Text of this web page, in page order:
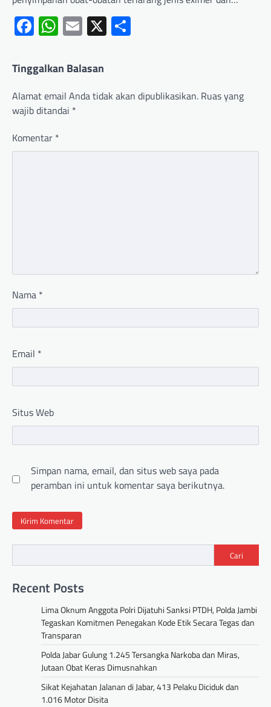
Facebook
WhatsApp
Email
X
Tinggalkan Balasan
Alamat email Anda tidak akan dipublikasikan. Ruas yang
wajib ditandai *
Komentar *
Nama *
Email *
Situs Web
Simpan nama, email, dan situs web saya pada
peramban ini untuk komentar saya berikutnya.
Cari
Recent Posts
Lima Oknum Anggota Polri Dijatuhi Sanksi PTDH, Polda Jambi
Tegaskan Komitmen Penegakan Kode Etik Secara Tegas dan
Transparan
Polda Jabar Gulung 1.245 Tersangka Narkoba dan Miras,
Jutaan Obat Keras Dimusnahkan
Sikat Kejahatan Jalanan di Jabar, 413 Pelaku Diciduk dan
1.016 Motor Disita